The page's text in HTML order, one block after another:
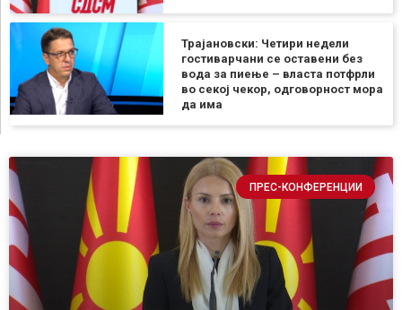
Трајановски: Четири недели
гостиварчани се оставени без
вода за пиење – власта потфрли
во секој чекор, одговорност мора
да има
ПРЕС-КОНФЕРЕНЦИИ